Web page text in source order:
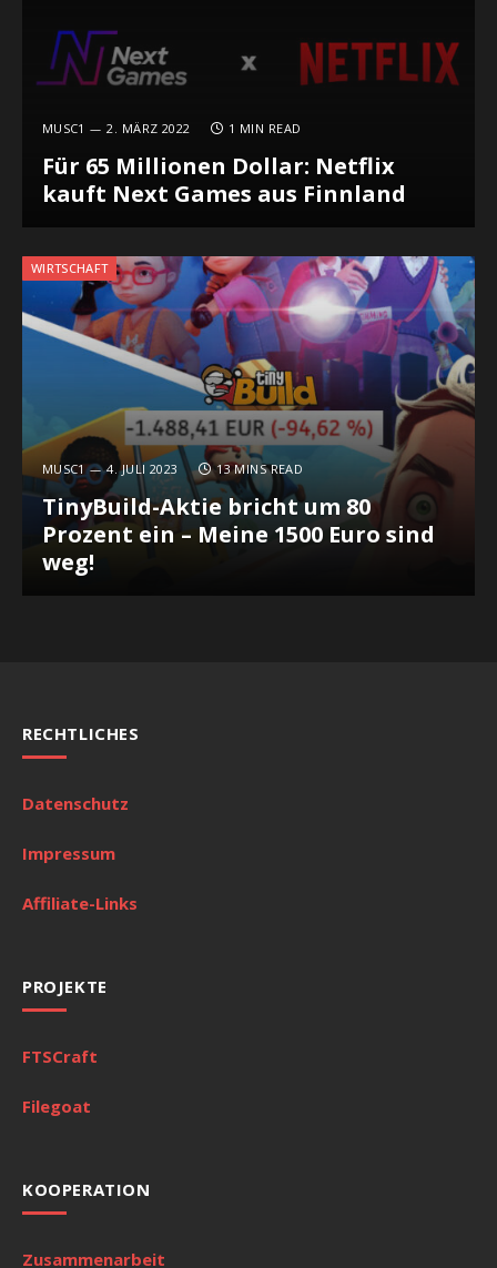
MUSC1 2. MÄRZ 2022 1 MIN READ
Für 65 Millionen Dollar: Netflix
kauft Next Games aus Finnland
WIRTSCHAFT
MUSC1 4. JULI 2023 13 MINS READ
TinyBuild-Aktie bricht um 80
Prozent ein – Meine 1500 Euro sind
weg!
RECHTLICHES
Datenschutz
Impressum
Affiliate-Links
PROJEKTE
FTSCraft
Filegoat
KOOPERATION
Zusammenarbeit